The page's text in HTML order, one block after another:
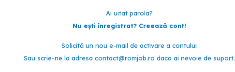
Ai uitat parola?
Nu ești înregistrat? Creează cont!
Solicită un nou e-mail de activare a contului
Sau scrie-ne la adresa contact@romjob.ro daca ai nevoie de suport.